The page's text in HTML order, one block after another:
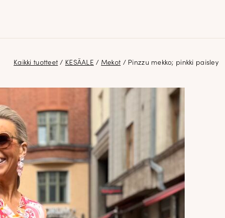
Kaikki tuotteet / KESÄALE / Mekot / Pinzzu mekko; pinkki paisley